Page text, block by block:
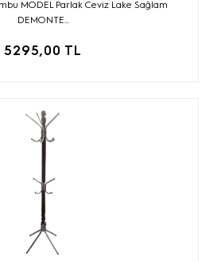
MODEL Parlak Ceviz Lake Sağlam
DEMONTE...
5295,00 TL